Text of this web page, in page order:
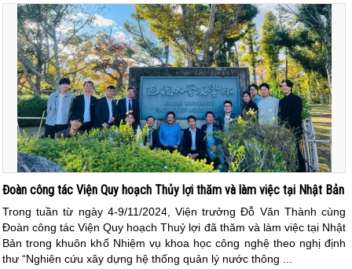
Đoàn công tác Viện Quy hoạch Thủy lợi thăm và làm việc tại Nhật Bản
Trong tuần từ ngày 4-9/11/2024, Viện trưởng Đỗ Văn Thành cùng
Đoàn công tác Viện Quy hoạch Thuỷ lợi đã thăm và làm việc tại Nhật
Bản trong khuôn khổ Nhiệm vụ khoa học công nghệ theo nghị định
thư “Nghiên cứu xây dựng hệ thống quản lý nước thông ...